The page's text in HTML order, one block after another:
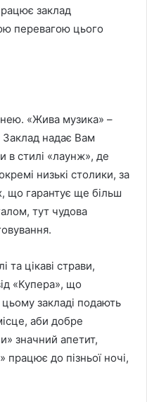
заклад
перевагою цього
«Жива музика» –
Заклад надає Вам
в стилі «лаунж», де
низькі столики, за
що гарантує ще більш
тут чудова
та цікаві страви,
«Купера», що
закладі подають
аби добре
значний апетит,
до пізньої ночі,